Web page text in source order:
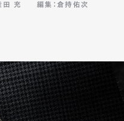
田 充 編集：倉持佑次